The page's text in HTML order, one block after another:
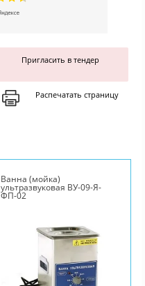
Пригласить в тендер
Распечатать страницу
Ванна (мойка)
ультразвуковая ВУ-09-Я-
ФП-02